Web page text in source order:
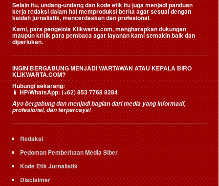
Selain itu, undang-undang dan kode etik itu juga menjadi panduan
kerja redaksi dalam hal memproduksi berita agar sesuai dengan
kaidah jurnalistik, mencerdaskan dan profesional.
Kami, para pengelola Klikwarta.com, mengharapkan dukungan
maupun kritik para pembaca agar layanan kami semakin baik dan
diperlukan.
INGIN BERGABUNG MENJADI WARTAWAN ATAU KEPALA BIRO
KLIKWARTA.COM?
Hubungi sekarang:
📱HP/WhatsApp:(+62) 853 7768 8284
Ayo bergabung dan menjadi bagian dari media yang informatif,
profesional, dan terpercaya!
Redaksi
Pedoman Pemberitaan Media Siber
Kode Etik Jurnalistik
Disclaimer